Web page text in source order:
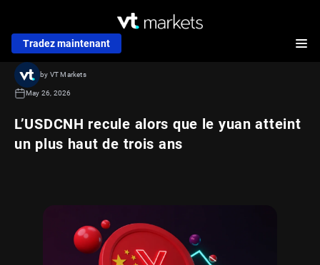
Tradez maintenant
L’USDCNH recule alors que le yuan atteint
un plus haut de trois ans
by VT Markets
May 26, 2026